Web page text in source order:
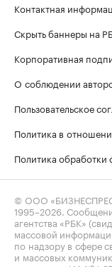
Контактная
Скрыть баннеры на
Корпоративная
О соблюдении
Пользовательское
Политика в
Политика обработки
© ООО
1995–2026.
агентства «РБК»
массовой
по надзору в сфере
и массовых